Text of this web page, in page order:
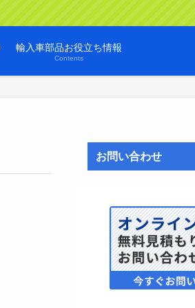
輸入車部品お役立ち情報
Contents
お問い合わせ